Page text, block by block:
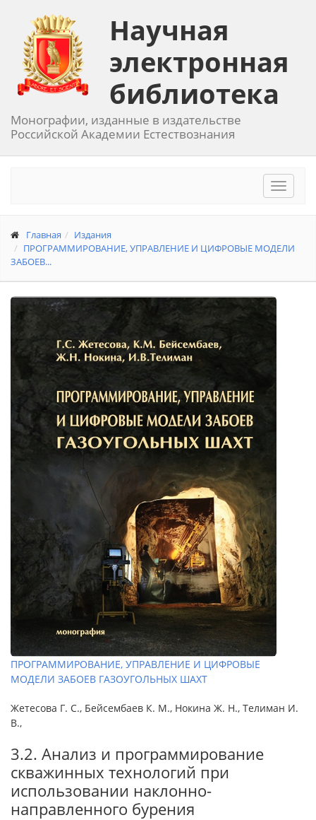
Научная
электронная
библиотека
Монографии, изданные в издательстве
Российской Академии Естествознания
Toggle
Главная
Издания
ПРОГРАММИРОВАНИЕ, УПРАВЛЕНИЕ И ЦИФРОВЫЕ МОДЕЛИ
ЗАБОЕВ...
ПРОГРАММИРОВАНИЕ, УПРАВЛЕНИЕ И ЦИФРОВЫЕ
МОДЕЛИ ЗАБОЕВ ГАЗОУГОЛЬНЫХ ШАХТ
Жетесова Г. С., Бейсембаев К. М., Нокина Ж. Н., Телиман И.
В.,
3.2. Анализ и программирование
скважинных технологий при
использовании наклонно-
направленного бурения